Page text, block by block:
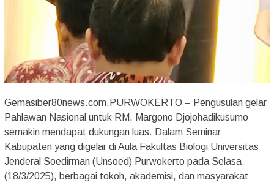
Gemasiber80news.com,PURWOKERTO – Pengusulan gelar
Pahlawan Nasional untuk RM. Margono Djojohadikusumo
semakin mendapat dukungan luas. Dalam Seminar
Kabupaten yang digelar di Aula Fakultas Biologi Universitas
Jenderal Soedirman (Unsoed) Purwokerto pada Selasa
(18/3/2025), berbagai tokoh, akademisi, dan masyarakat